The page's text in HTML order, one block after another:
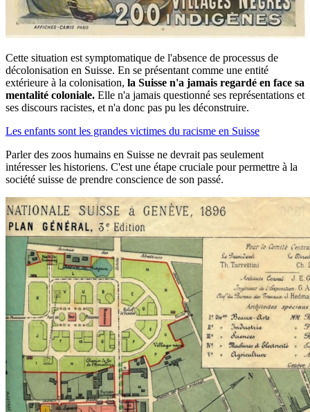
Cette situation est symptomatique de l'absence de processus de
décolonisation en Suisse. En se présentant comme une entité
extérieure à la colonisation, la Suisse n'a jamais regardé en face sa
mentalité coloniale. Elle n'a jamais questionné ses représentations et
ses discours racistes, et n'a donc pas pu les déconstruire.
Les enfants sont les grandes victimes du racisme en Suisse
Parler des zoos humains en Suisse ne devrait pas seulement
intéresser les historiens. C'est une étape cruciale pour permettre à la
société suisse de prendre conscience de son passé.